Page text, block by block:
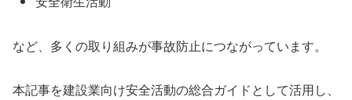
など、多くの取り組みが事故防止につながっています。
本記事を建設業向け安全活動の総合ガイドとして活用し、